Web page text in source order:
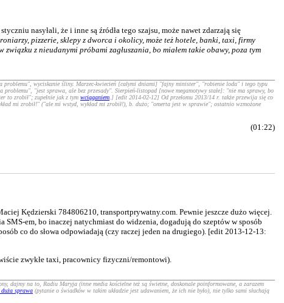
nasyłali, że i inne są źródła tego szajsu, może nawet zdarzają się
pizzerie, sklepy z dworca i okolicy, może też hotele, banki, taxi, firmy
z nieudanymi próbami zagłuszania, bo miałem takie obawy, poza tym
wyciskanie śliny. Marzec-kwiecień [całymi dniami] "fajny minister", "robienie loda" i tego typu
"jest sprawa, ale bez przesady". Sierpień-listopad [nowe megamotywy stałe]: "nie ma sprawy, bo
to zrobił"; zupełnie jak z tym wciąganiem.] [edit 2014-02-12] Od przełomu 2013/14 r. także przewija się co
mi zrobił!" ("ale mi wstyd, wykład mi zrobił!), b. dużo; "omerta jest w sprawie"; ostatnio wzmożone
(01:22)
Kędzierski 784806210, transportprywatny.com. Pewnie jeszcze dużo więcej.
em, bo inaczej natychmiast do widzenia, dogadują do szeptów w sposób
co do słowa odpowiadają (czy raczej jeden na drugiego). [edit 2013-12-13:
zwykłe taxi, pracownicy fizyczni/remontowi).
dajmy na to, Radiu Maryja (inne media kościelne też są świetne, doskonale poinformowane, a zarazem
sprawa (pytanie o świadków w takim układzie jest udawaniem, że ich nie było), nie tylko sami słuchają